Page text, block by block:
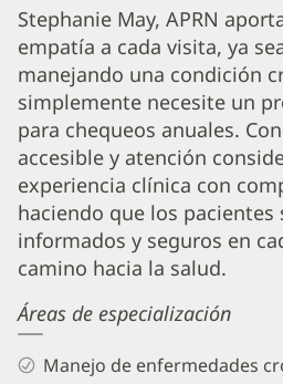
Stephanie
May,
APRN
Biography
and
Info
Stephanie May, APRN
empatía a cada visita, ya
manejando una condición
simplemente necesite un
para chequeos anuales.
accesible y atención
experiencia clínica con
haciendo que los pacientes
informados y seguros en
camino hacia la salud.
Áreas de especialización
Manejo de enfermedades